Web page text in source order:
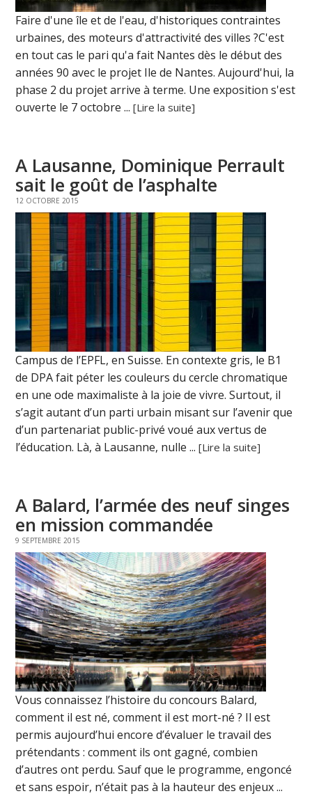
Faire d'une île et de l'eau, d'historiques contraintes
urbaines, des moteurs d'attractivité des villes ?C'est
en tout cas le pari qu'a fait Nantes dès le début des
années 90 avec le projet Ile de Nantes. Aujourd'hui, la
phase 2 du projet arrive à terme. Une exposition s'est
ouverte le 7 octobre ...[Lire la suite]
A Lausanne, Dominique Perrault
sait le goût de l’asphalte
12 OCTOBRE 2015
Campus de l’EPFL, en Suisse. En contexte gris, le B1
de DPA fait péter les couleurs du cercle chromatique
en une ode maximaliste à la joie de vivre. Surtout, il
s’agit autant d’un parti urbain misant sur l’avenir que
d’un partenariat public-privé voué aux vertus de
l’éducation. Là, à Lausanne, nulle ...[Lire la suite]
A Balard, l’armée des neuf singes
en mission commandée
9 SEPTEMBRE 2015
Vous connaissez l’histoire du concours Balard,
comment il est né, comment il est mort-né ? Il est
permis aujourd’hui encore d’évaluer le travail des
prétendants : comment ils ont gagné, combien
d’autres ont perdu. Sauf que le programme, engoncé
et sans espoir, n’était pas à la hauteur des enjeux ...